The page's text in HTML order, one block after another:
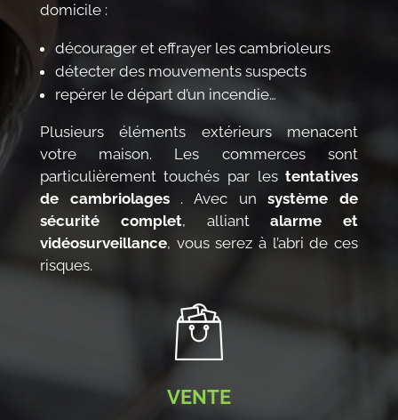
domicile :
décourager et effrayer les cambrioleurs
détecter des mouvements suspects
repérer le départ d’un incendie…
Plusieurs éléments extérieurs menacent
votre maison. Les commerces sont
particulièrement touchés par lestentatives
de cambriolages . Avec unsystème de
sécurité complet, alliantalarme et
vidéosurveillance, vous serez à l’abri de ces
risques.
VENTE